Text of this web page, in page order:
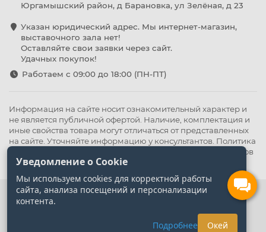
Юргамышский район, д Барановка, ул Зелёная, д 23
Указан юридический адрес. Мы интернет-магазин,
выставочного зала нет!
Оставляйте свои заявки через сайт.
Удачных покупок!
Работаем с 09:00 до 18:00 (ПН-ПТ)
Информация на сайте носит ознакомительный характер и
не является публичной офертой. Наличие, комплектация и
иные свойства товара могут отличаться от представленных
на сайте. Уточняйте информацию у консультантов. Политика
Политика обработки файлов
cookie
Уведомление о Cookie
Мы используем cookies для корректной работы
сайта, анализа посещений и персонализации
контента.
Подробнее Окей